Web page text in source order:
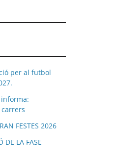
per al futbol
FESTES 2026
DE LA FASE